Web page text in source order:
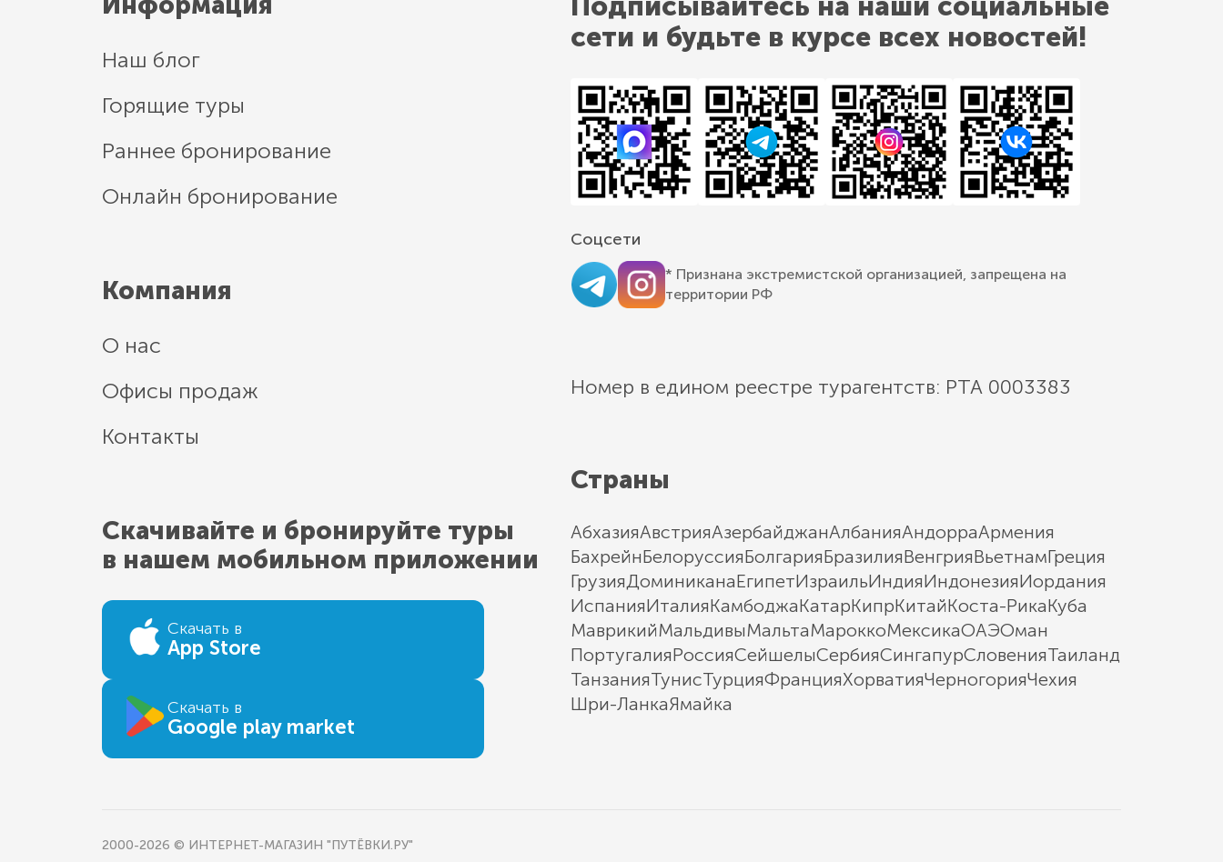
Наш блог
Горящие туры
Раннее бронирование
Онлайн бронирование
Компания
О нас
Офисы продаж
Контакты
Скачивайте и бронируйте туры
в нашем мобильном приложении
Скачать в
App Store
Скачать в
Google play market
сети и будьте в курсе всех новостей!
Соцсети
* Признана экстремистской организацией, запрещена на
территории РФ
Номер в едином реестре турагентств: РТА 0003383
Страны
АбхазияАвстрияАзербайджанАлбанияАндорраАрмения
БахрейнБелоруссияБолгарияБразилияВенгрияВьетнамГреция
ГрузияДоминиканаЕгипетИзраильИндияИндонезияИордания
ИспанияИталияКамбоджаКатарКипрКитайКоста-РикаКуба
МаврикийМальдивыМальтаМароккоМексикаОАЭОман
ПортугалияРоссияСейшелыСербияСингапурСловенияТаиланд
ТанзанияТунисТурцияФранцияХорватияЧерногорияЧехия
Шри-ЛанкаЯмайка
2000-2026 © ИНТЕРНЕТ-МАГАЗИН "ПУТЁВКИ.РУ"